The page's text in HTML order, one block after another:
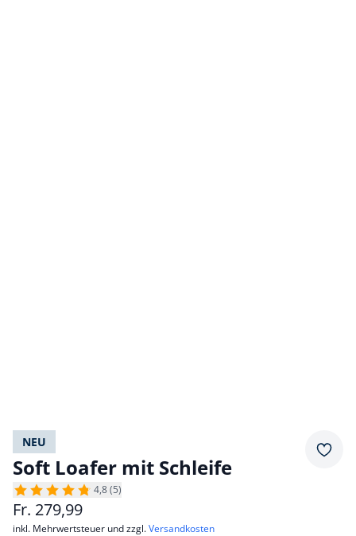
NEU
Soft Loafer mit Schleife
4,8 (5)
Fr. 279,99
inkl. Mehrwertsteuer und zzgl.Versandkosten